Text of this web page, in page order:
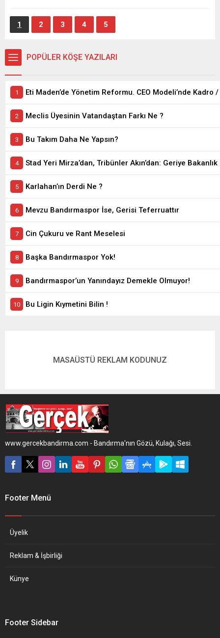
1 2 3 4 5
POPÜLER KÖŞE YAZILARI
Meclis Üyesinin Vatandaştan Farkı Ne ?
Bu Takım Daha Ne Yapsın?
Stad Yeri Mirza’dan, Tribünler Akın’dan: Geriye Bakanlık
Karlahan’ın Derdi Ne ?
Mevzu Bandırmaspor İse, Gerisi Teferruattır
Cin Çukuru ve Rant Meselesi
Başka Bandırmaspor Yok!
Bandırmaspor’un Yanındayız Demekle Olmuyor!
Bu Ligin Kıymetini Bilin !
MASAÜSTÜ REKLAM KODUNUZ
www.gercekbandirma.com - Bandırma'nın Gözü, Kulağı, Sesi.
Footer Menü
Üyelik
Reklam & İşbirliği
Künye
Footer Sidebar